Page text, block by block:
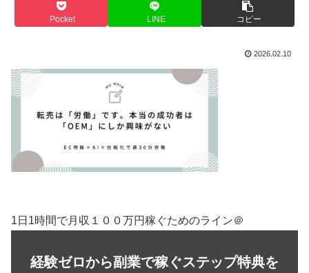
Pocket LINE コピー
2026.02.10
1日1時間で月収１００万円稼ぐためのライン＠
経験ゼロから副業で稼ぐステップ特典を